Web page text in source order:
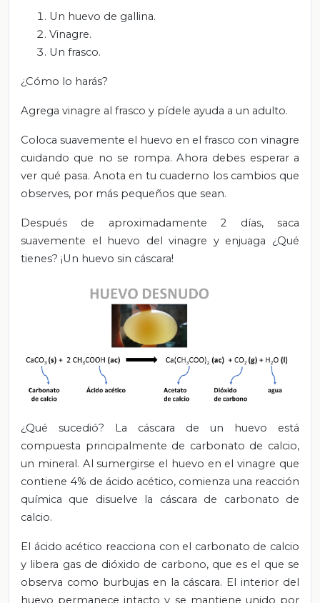
Un huevo de gallina.
Vinagre.
Un frasco.
¿Cómo lo harás?
Agrega vinagre al frasco y pídele ayuda a un adulto.
Coloca suavemente el huevo en el frasco con vinagre
cuidando que no se rompa. Ahora debes esperar a
ver qué pasa. Anota en tu cuaderno los cambios que
observes, por más pequeños que sean.
Después de aproximadamente 2 días, saca
suavemente el huevo del vinagre y enjuaga ¿Qué
tienes? ¡Un huevo sin cáscara!
¿Qué sucedió? La cáscara de un huevo está
compuesta principalmente de carbonato de calcio,
un mineral. Al sumergirse el huevo en el vinagre que
contiene 4% de ácido acético, comienza una reacción
química que disuelve la cáscara de carbonato de
calcio.
El ácido acético reacciona con el carbonato de calcio
y libera gas de dióxido de carbono, que es el que se
observa como burbujas en la cáscara. El interior del
huevo permanece intacto y se mantiene unido por